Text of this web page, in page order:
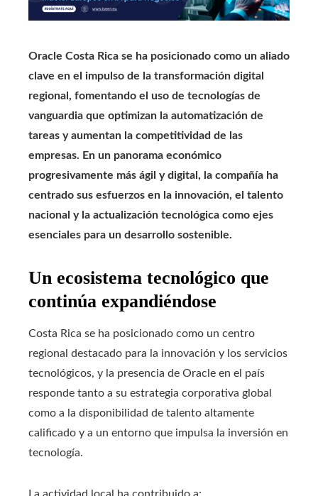
Oracle Costa Rica se ha posicionado como un aliado
clave en el impulso de la transformación digital
regional, fomentando el uso de tecnologías de
vanguardia que optimizan la automatización de
tareas y aumentan la competitividad de las
empresas. En un panorama económico
progresivamente más ágil y digital, la compañía ha
centrado sus esfuerzos en la innovación, el talento
nacional y la actualización tecnológica como ejes
esenciales para un desarrollo sostenible.
Un ecosistema tecnológico que
continúa expandiéndose
Costa Rica se ha posicionado como un centro
regional destacado para la innovación y los servicios
tecnológicos, y la presencia de Oracle en el país
responde tanto a su estrategia corporativa global
como a la disponibilidad de talento altamente
calificado y a un entorno que impulsa la inversión en
tecnología.
La actividad local ha contribuido a: